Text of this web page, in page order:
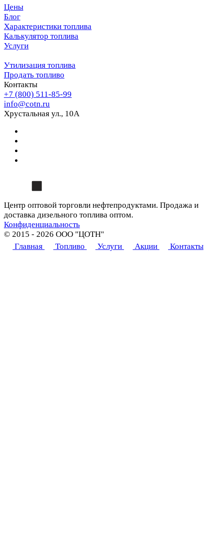
Цены
Блог
Характеристики топлива
Калькулятор топлива
Услуги
Утилизация топлива
Продать топливо
Контакты
+7 (800) 511-85-99
info@cotn.ru
Хрустальная ул., 10А
Центр оптовой торговли нефтепродуктами. Продажа и
доставка дизельного топлива оптом.
Конфиденциальность
© 2015 - 2026 ООО "ЦОТН"
Главная
Топливо Услуги Акции Контакты